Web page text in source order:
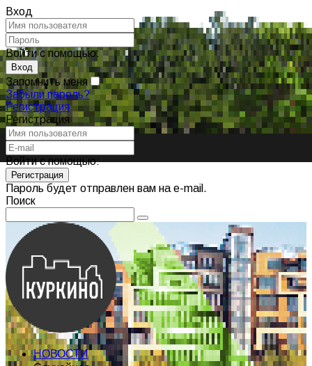
Вход
Войти с помощью:
Запомнить меня
Забыли пароль?
Регистрация
Регистрация
Войти с помощью:
Пароль будет отправлен вам на e-mail.
Поиск
НОВОСТИ